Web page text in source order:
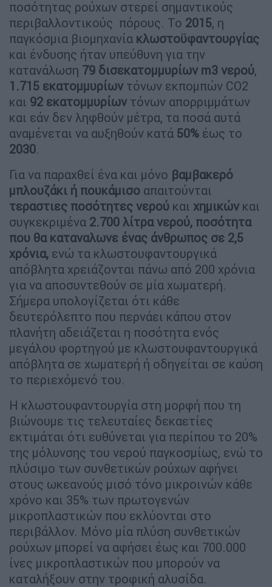
ποσότητας ρούχων στερεί σημαντικούς
περιβαλλοντικούς πόρους. Το 2015, η
παγκόσμια βιομηχανία κλωστοϋφαντουργίας
και ένδυσης ήταν υπεύθυνη για την
κατανάλωση 79 δισεκατομμυρίων m3 νερού,
1.715 εκατομμυρίων τόνων εκπομπών CO2
και 92 εκατομμυρίων τόνων απορριμμάτων
και εάν δεν ληφθούν μέτρα, τα ποσά αυτά
αναμένεται να αυξηθούν κατά 50% έως το
2030.
Για να παραχθεί ένα και μόνο βαμβακερό
μπλουζάκι ή πουκάμισο απαιτούνται
τεραστιες ποσότητες νερού και χημικών και
συγκεκριμένα 2.700 λίτρα νερού, ποσότητα
που θα καταναλωνε ένας άνθρωπος σε 2,5
χρόνια, ενώ τα κλωστουφαντουργικά
απόβλητα χρειάζονται πάνω από 200 χρόνια
για να αποσυντεθούν σε μία χωματερή.
Σήμερα υπολογίζεται ότι κάθε
δευτερόλεπτο που περνάει κάπου στον
πλανήτη αδειάζεται η ποσότητα ενός
μεγάλου φορτηγού με κλωστουφαντουργικά
απόβλητα σε χωματερή ή οδηγείται σε καύση
το περιεχόμενό του.
Η κλωστουφαντουργία στη μορφή που τη
βιώνουμε τις τελευταίες δεκαετίες
εκτιμάται ότι ευθύνεται για περίπου το 20%
της μόλυνσης του νερού παγκοσμίως, ενώ το
πλύσιμο των συνθετικών ρούχων αφήνει
στους ωκεανούς μισό τόνο μικροινών κάθε
χρόνο και 35% των πρωτογενών
μικροπλαστικών που εκλύονται στο
περιβάλλον. Μόνο μία πλύση συνθετικών
ρούχων μπορεί να αφήσει έως και 700.000
ίνες μικροπλαστικών που μπορούν να
καταλήξουν στην τροφική αλυσίδα.